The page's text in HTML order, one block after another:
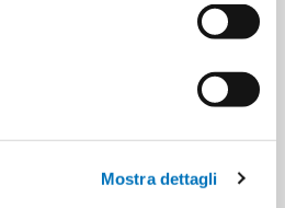
Mostra dettagli
ANCHE